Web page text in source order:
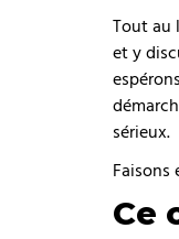
Tout au
et y
sérieux.
Faisons
Ce